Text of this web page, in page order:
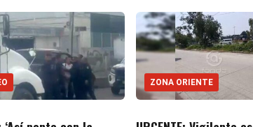
ZONA ORIENTE